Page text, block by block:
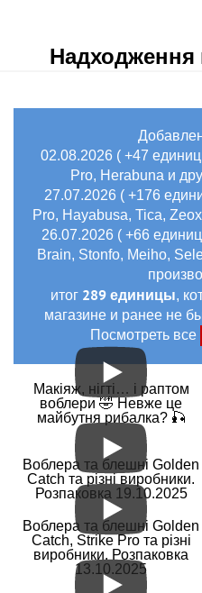
Надходження
02.08.2026 ( +47
Pro, Herabuna и
27.07.2026 ( +176
Pro, Hayabusa, Tica,
26.07.2026 ( +66
Brain, Stonfo, Meiho,
итог 289 единицы,
магазине и ранее не
Посмотреть все
Макіяж, нігті… і раптом
воблери 🤣 Невже це
майбутня рибалка? 🎣
Воблера та блешні Golden
Catch та різні виробники.
Розпаковка 19.10.2025
Воблера та блешні Golden
Catch, Strike Pro та різні
виробники. Розпаковка
13.10.2025